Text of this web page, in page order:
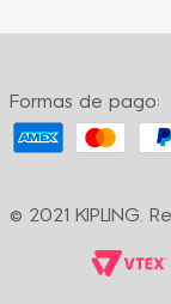
Formas de
Contacto
Políticas de
Términos y
Formas de pago:
© 2021 KIPLING.